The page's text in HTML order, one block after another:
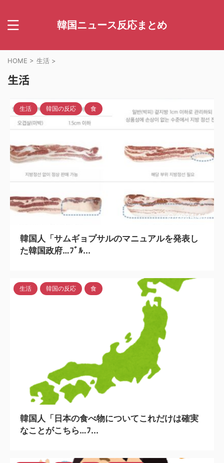
韓国ニュース反応まとめ
HOME > 生活 >
生活
2024/4/6
生活 韓国の反応 食
韓国人「サムギョプサルのマニュアルを発表し
た韓国政府…ﾌﾞﾙ...
生活 韓国の反応 食
韓国人「日本の食べ物についてこれだけは確実
なことがこちら…ﾌ...